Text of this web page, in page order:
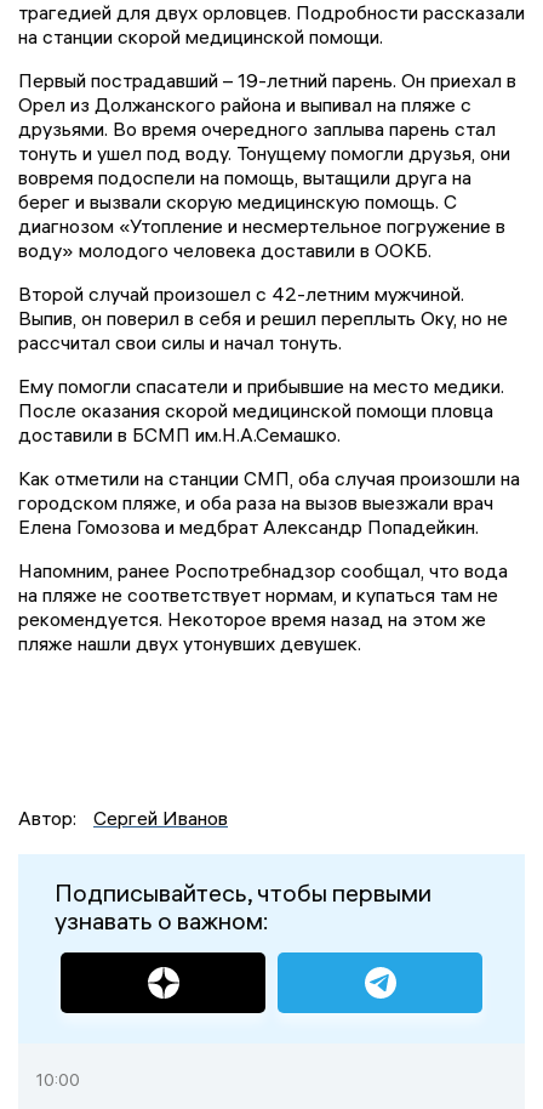
трагедией для двух орловцев. Подробности рассказали
на станции скорой медицинской помощи.
Первый пострадавший – 19-летний парень. Он приехал в
Орел из Должанского района и выпивал на пляже с
друзьями. Во время очередного заплыва парень стал
тонуть и ушел под воду. Тонущему помогли друзья, они
вовремя подоспели на помощь, вытащили друга на
берег и вызвали скорую медицинскую помощь. С
диагнозом «Утопление и несмертельное погружение в
воду» молодого человека доставили в ООКБ.
Второй случай произошел с 42-летним мужчиной.
Выпив, он поверил в себя и решил переплыть Оку, но не
рассчитал свои силы и начал тонуть.
Ему помогли спасатели и прибывшие на место медики.
После оказания скорой медицинской помощи пловца
доставили в БСМП им.Н.А.Семашко.
Как отметили на станции СМП, оба случая произошли на
городском пляже, и оба раза на вызов выезжали врач
Елена Гомозова и медбрат Александр Попадейкин.
Напомним, ранее Роспотребнадзор сообщал, что вода
на пляже не соответствует нормам, и купаться там не
рекомендуется. Некоторое время назад на этом же
пляже нашли двух утонувших девушек.
Автор: Сергей Иванов
Подписывайтесь, чтобы первыми
узнавать о важном:
10:00